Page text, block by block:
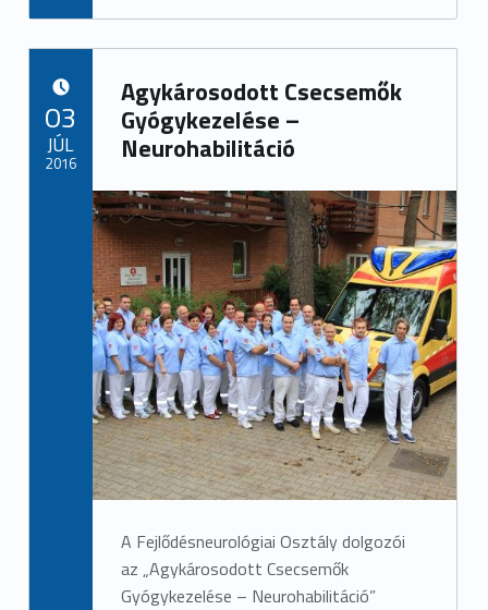
Agykárosodott Csecsemők
Gyógykezelése –
Neurohabilitáció
A Fejlődésneurológiai Osztály dolgozói
az „Agykárosodott Csecsemők
Gyógykezelése – Neurohabilitáció”
03
JÚL
2016